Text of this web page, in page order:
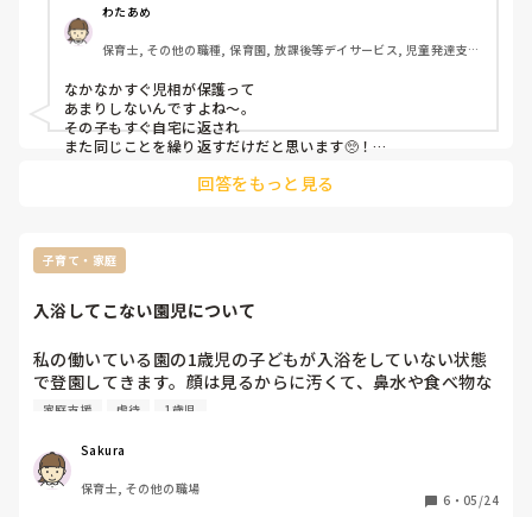
「お前は見た目で損してるよ。」
見た目で働けない仕事がある世の中なら、人手不足なのに技
得です。
でも、日本中に活躍されている男性保育士さんはたくさんい
らっしゃいます。
その方々含め、保育士の皆さんで日本の保育の未来を創って
て、保育士の皆さんを応援しています。
偉そうに聞こえてしまったら、ごめんなさい。
になってほしいし、同じように女性の仕事だから待遇面が改
善されないとかではなく、世の中に認められる仕事になって
ほしいです。本当に大事で尊い職業のひとつですから。
ありがとうございました。
しばらくしたら、こちらのアカウントも削除します。
いつも送っていく場所に、なぜか息子と同じくらいの子供が
1人で遊んでいました。
交通量はかなりあるところです。
「えっ⁉️」と思ったのは私だけではなく、そこで信号待ちを
していた小学生の子達もでした。
その子たちに「この子知ってる？お母さんとかの姿見た？」
運良く、娘を途中まで送っていくところは目の前に交番があ
ります。
そのまま、その子と息子を連れて交番へ。
娘と、その他小学生の子達には「おばさんが交番に連れてい
くから学校に行ってねー！」と伝えておきました💦
それを聞いた娘も、いつもならバイバイと手を振り、姿が見
えなくなるまで見送るけど、今回は空気を読んで「お母さ
で、私はというと…。
わたあめ
保育士, その他の職種, 保育園, 放課後等デイサービス, 児童発達支援
なかなかすぐ児相が保護って
あまりしないんですよね〜。
その子もすぐ自宅に返され
また同じことを繰り返すだけだと思います🥺！
明らかに怪我があり、
とのこと‥🥺！
児相が「わかりました〜！」で
と、ゾッとしました。
その事案は虐待ニュースで載りました。父親は逮捕。だが、
罰金払い釈放、仕事も無職にならずに続けていて、俺の何が悪
その職場は怖くて辞めました。
子どもは、またすぐ自宅に返されてました。
またニュースにならなきゃいいけど‥って感じです。
回答をもっと見る
子育て・家庭
入浴してこない園児について
私の働いている園の1歳児の子どもが入浴をしていない状態
で登園してきます。顔は見るからに汚くて、鼻水や食べ物な
どついたまま、髪の毛もベタついている、服は白い部分が真
まいます。あまりにも臭いが不快で園で入浴させたこともあ
りますが、母親に話しても全く響いていません。
ネグレクトの域に入っていますよね？
家庭支援 虐待 1歳児
Sakura
保育士, その他の職場
6 ・ 05/24